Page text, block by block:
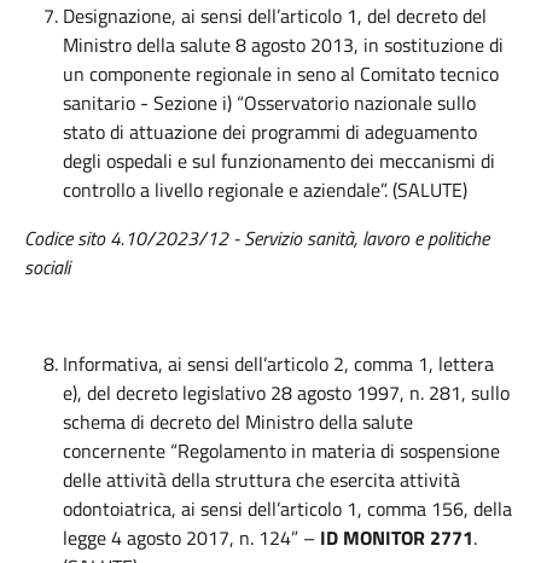
Designazione, ai sensi dell’articolo 1, del decreto del
Ministro della salute 8 agosto 2013, in sostituzione di
un componente regionale in seno al Comitato tecnico
sanitario - Sezione i) “Osservatorio nazionale sullo
stato di attuazione dei programmi di adeguamento
degli ospedali e sul funzionamento dei meccanismi di
controllo a livello regionale e aziendale”. (SALUTE)
Codice sito 4.10/2023/12 - Servizio sanità, lavoro e politiche
sociali
Informativa, ai sensi dell’articolo 2, comma 1, lettera
e), del decreto legislativo 28 agosto 1997, n. 281, sullo
schema di decreto del Ministro della salute
concernente “Regolamento in materia di sospensione
delle attività della struttura che esercita attività
odontoiatrica, ai sensi dell’articolo 1, comma 156, della
legge 4 agosto 2017, n. 124” – ID MONITOR 2771.